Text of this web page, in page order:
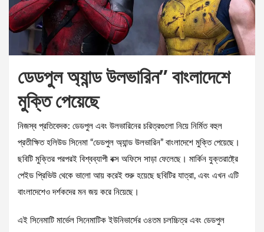
ডেডপুল অ্যান্ড উলভারিন” বাংলাদেশে
মুক্তি পেয়েছে
নিজস্ব প্রতিবেদক: ডেডপুল এবং উলভারিনের চরিত্রগুলো নিয়ে নির্মিত বহুল
প্রতীক্ষিত হলিউড সিনেমা “ডেডপুল অ্যান্ড উলভারিন” বাংলাদেশে মুক্তি পেয়েছে।
ছবিটি মুক্তির পরপরই বিশ্বব্যাপী বক্স অফিসে সাড়া ফেলেছে। মার্কিন যুক্তরাষ্ট্রে
পেইড প্রিভিউ থেকে ভালো আয় করেই শুরু হয়েছে ছবিটির যাত্রা, এবং এখন এটি
বাংলাদেশেও দর্শকদের মন জয় করে নিয়েছে।
এই সিনেমাটি মার্ভেল সিনেমাটিক ইউনিভার্সের ৩৪তম চলচ্চিত্র এবং ডেডপুল